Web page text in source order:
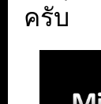
ครับ